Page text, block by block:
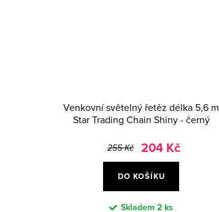
Venkovní světelný řetěz délka 5,6 m
Star Trading Chain Shiny - černý
255 Kč 204 Kč
DO KOŠÍKU
Skladem2 ks